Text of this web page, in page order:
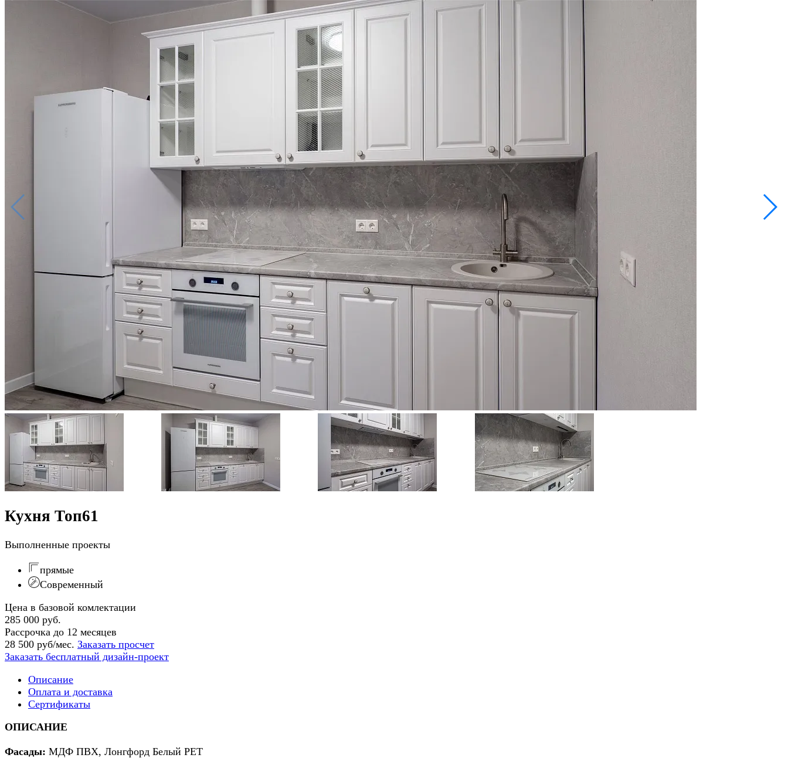
Кухня Топ61
Выполненные проекты
прямые
Современный
Цена в базовой комлектации
285 000 руб.
Рассрочка до 12 месяцев
28 500 руб/мес. Заказать просчет
Заказать бесплатный дизайн-проект
Описание
Оплата и доставка
Сертификаты
ОПИСАНИЕ
Фасады: МДФ ПВХ, Лонгфорд Белый PET